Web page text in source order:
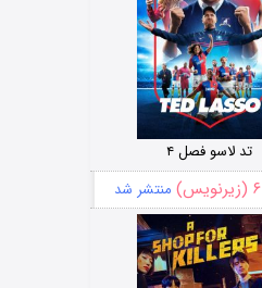
تد لاسو فصل ۴
۶ (زیرنویس) منتشر شد